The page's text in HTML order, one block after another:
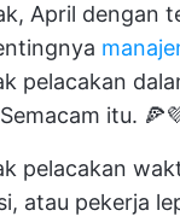
April dengan
pelacakan
itu.
pelacakan
atau pekerja